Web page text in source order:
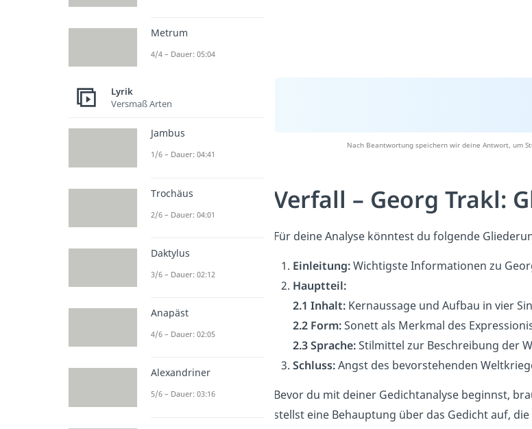
Nach Beantwortung speichern wir deine Antwort, um
Verfall – Georg Trakl:
Für deine Analyse könntest du folgende
Einleitung:Wichtigste Informationen zu
Hauptteil:
2.1 Inhalt: Kernaussage und Aufbau in vier
2.2 Form:Sonett als Merkmal des
2.3 Sprache:Stilmittel zur Beschreibung der
Schluss:Angst des bevorstehenden
Bevor du mit deiner Gedichtanalyse beginnst,
stellst eine Behauptung über das Gedicht auf,
Metrum
4/4 – Dauer: 05:04
Lyrik
Versmaß Arten
Jambus
1/6 – Dauer: 04:41
Trochäus
2/6 – Dauer: 04:01
Daktylus
3/6 – Dauer: 02:12
Anapäst
4/6 – Dauer: 02:05
Alexandriner
5/6 – Dauer: 03:16